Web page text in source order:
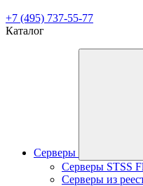
+7 (495) 737-55-77
Каталог
Серверы
Серверы STSS
Серверы из